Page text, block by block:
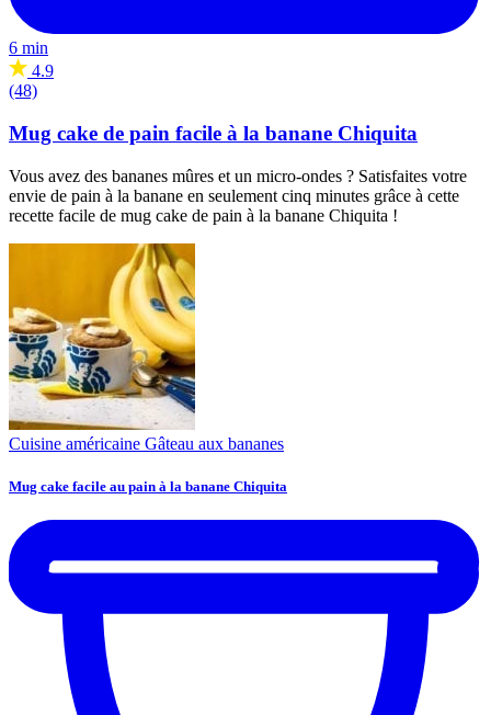
6 min
4.9
(48)
Mug cake de pain facile à la banane Chiquita
Vous avez des bananes mûres et un micro-ondes ? Satisfaites votre
envie de pain à la banane en seulement cinq minutes grâce à cette
recette facile de mug cake de pain à la banane Chiquita !
Cuisine américaine Gâteau aux bananes
Mug cake facile au pain à la banane Chiquita